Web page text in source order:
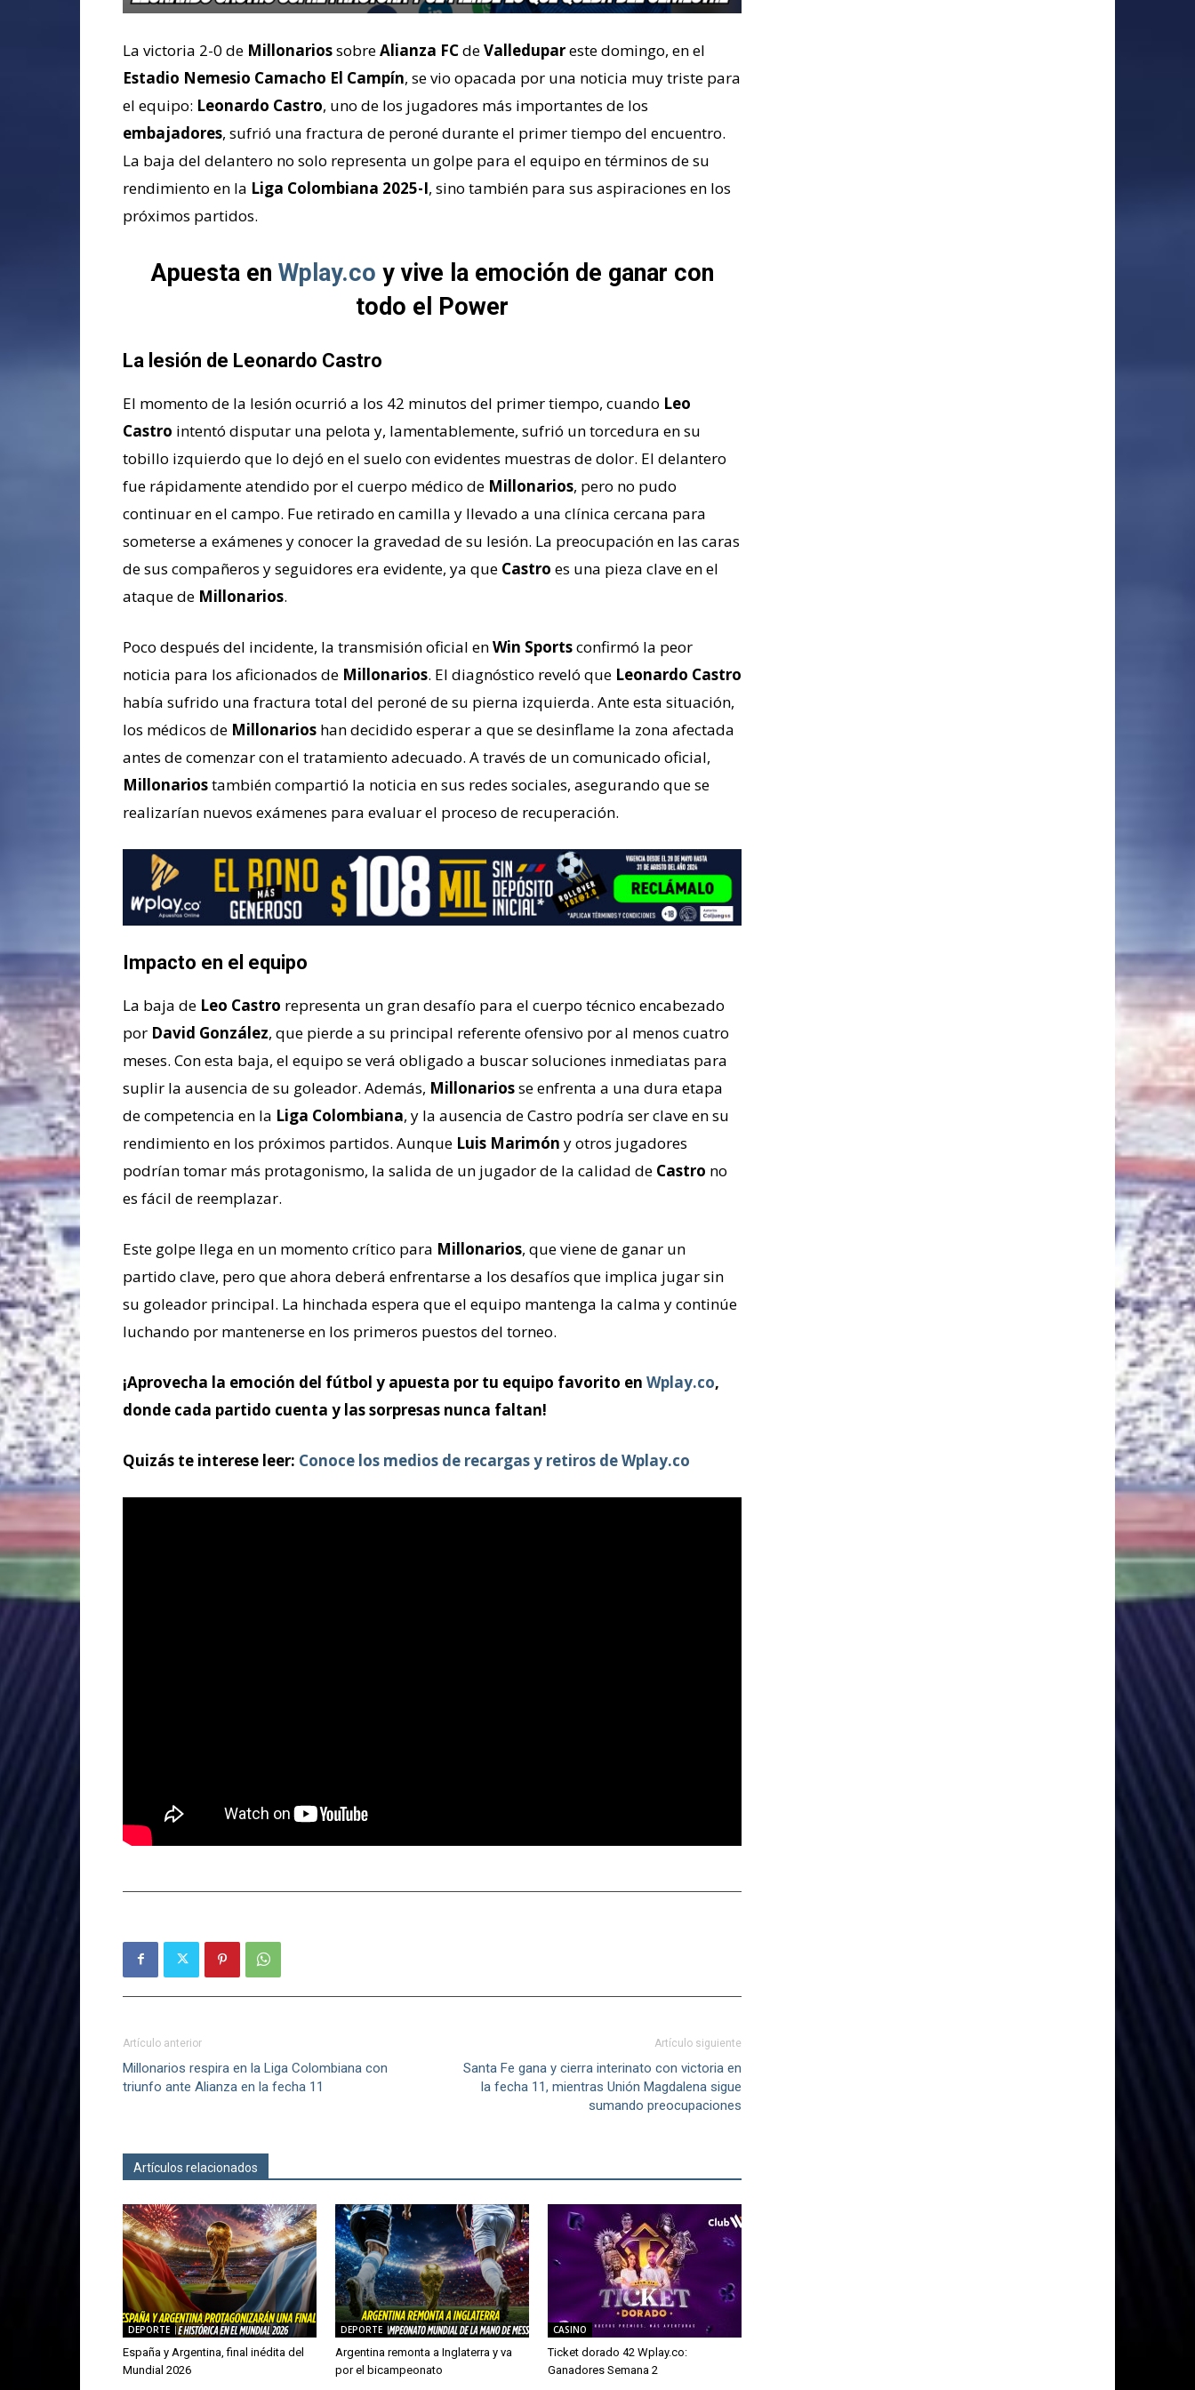
La victoria 2-0 de MillonariossobreAlianza FCdeValledupareste domingo, en el
Estadio Nemesio Camacho El Campín, se vio opacada por una noticia muy triste para
el equipo: Leonardo Castro, uno de los jugadores más importantes de los
embajadores, sufrió una fractura de peroné durante el primer tiempo del encuentro.
La baja del delantero no solo representa un golpe para el equipo en términos de su
rendimiento en la Liga Colombiana 2025-I, sino también para sus aspiraciones en los
próximos partidos.
Apuesta en Wplay.co y vive la emoción de ganar con
todo el Power
La lesión de Leonardo Castro
El momento de la lesión ocurrió a los 42 minutos del primer tiempo, cuando Leo
Castro intentó disputar una pelota y, lamentablemente, sufrió un torcedura en su
tobillo izquierdo que lo dejó en el suelo con evidentes muestras de dolor. El delantero
fue rápidamente atendido por el cuerpo médico de Millonarios, pero no pudo
continuar en el campo. Fue retirado en camilla y llevado a una clínica cercana para
someterse a exámenes y conocer la gravedad de su lesión. La preocupación en las caras
de sus compañeros y seguidores era evidente, ya que Castro es una pieza clave en el
ataque de Millonarios.
Poco después del incidente, la transmisión oficial enWin Sportsconfirmó la peor
noticia para los aficionados de Millonarios. El diagnóstico reveló que Leonardo Castro
había sufrido una fractura total del peroné de su pierna izquierda. Ante esta situación,
los médicos de Millonarios han decidido esperar a que se desinflame la zona afectada
antes de comenzar con el tratamiento adecuado. A través de un comunicado oficial,
Millonariostambién compartió la noticia en sus redes sociales, asegurando que se
realizarían nuevos exámenes para evaluar el proceso de recuperación.
Impacto en el equipo
La baja de Leo Castro representa un gran desafío para el cuerpo técnico encabezado
por David González, que pierde a su principal referente ofensivo por al menos cuatro
meses. Con esta baja, el equipo se verá obligado a buscar soluciones inmediatas para
suplir la ausencia de su goleador. Además, Millonariosse enfrenta a una dura etapa
de competencia en la Liga Colombiana, y la ausencia de Castro podría ser clave en su
rendimiento en los próximos partidos. Aunque Luis Marimón y otros jugadores
podrían tomar más protagonismo, la salida de un jugador de la calidad de Castro no
es fácil de reemplazar.
Este golpe llega en un momento crítico para Millonarios, que viene de ganar un
partido clave, pero que ahora deberá enfrentarse a los desafíos que implica jugar sin
su goleador principal. La hinchada espera que el equipo mantenga la calma y continúe
luchando por mantenerse en los primeros puestos del torneo.
¡Aprovecha la emoción del fútbol y apuesta por tu equipo favorito en Wplay.co,
donde cada partido cuenta y las sorpresas nunca faltan!
Quizás te interese leer: Conoce los medios de recargas y retiros de Wplay.co
Artículo anterior
Millonarios respira en la Liga Colombiana con
triunfo ante Alianza en la fecha 11
Artículo siguiente
Santa Fe gana y cierra interinato con victoria en
la fecha 11, mientras Unión Magdalena sigue
sumando preocupaciones
Artículos relacionados
DEPORTE
España y Argentina, final inédita del
Mundial 2026
DEPORTE
Argentina remonta a Inglaterra y va
por el bicampeonato
CASINO
Ticket dorado 42 Wplay.co:
Ganadores Semana 2